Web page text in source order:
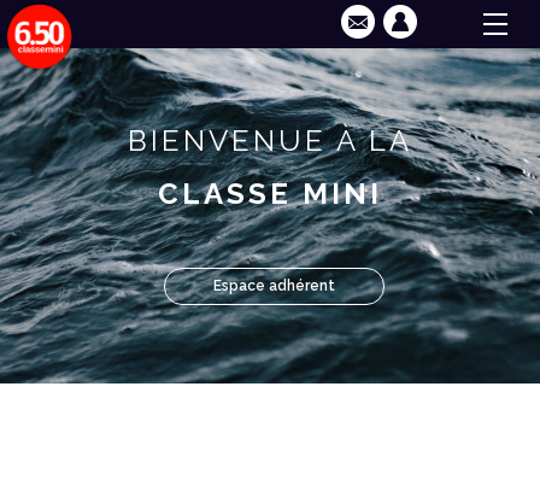
BIENVENUE À LA
CLASSE MINI
Espace adhérent